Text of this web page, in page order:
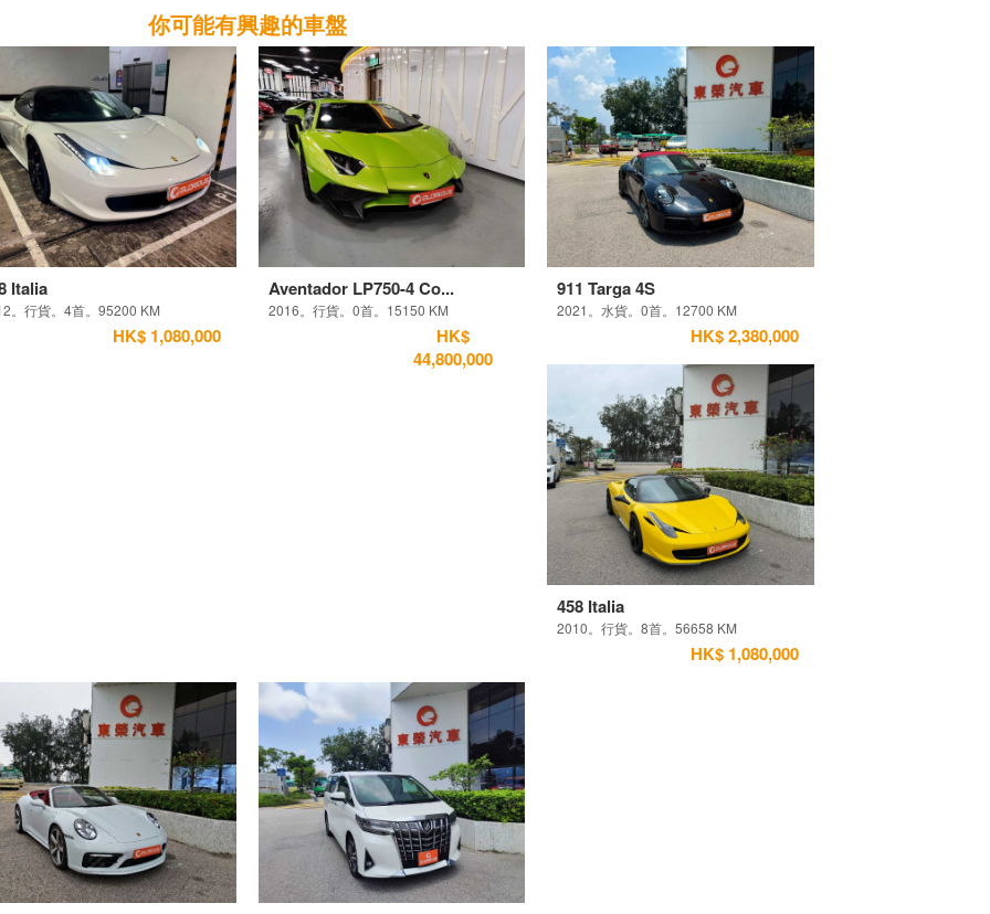
你可能有興趣的車盤
Italia
。行貨。4首。95200 KM
HK$ 1,080,000
Aventador LP750-4 Co...
2016。行貨。0首。15150 KM
HK$
44,800,000
911 Targa 4S
2021。水貨。0首。12700 KM
HK$ 2,380,000
458 Italia
2010。行貨。8首。56658 KM
HK$ 1,080,000